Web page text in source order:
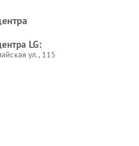
Ремонт вертикальных
LG:
ул., 115